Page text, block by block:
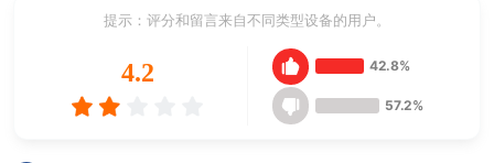
提示：评分和留言来自不同类型设备的用户。
4.2 42.8%
57.2%